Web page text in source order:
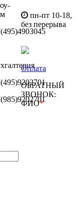
пн-пт 10-18,
без перерыва
Оплата
ОБРАТНЫЙ
ЗВОНОК:
ФИО*